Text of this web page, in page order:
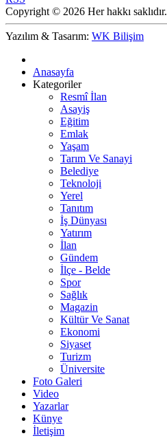
Copyright © 2026 Her hakkı saklıdır.
Yazılım & Tasarım: WK Bilişim
Anasayfa
Kategoriler
Resmî İlan
Asayiş
Eğitim
Emlak
Yaşam
Tarım Ve Sanayi
Belediye
Teknoloji
Yerel
Tanıtım
İş Dünyası
Yatırım
İlan
Gündem
İlçe - Belde
Spor
Sağlık
Magazin
Kültür Ve Sanat
Ekonomi
Siyaset
Turizm
Üniversite
Foto Galeri
Video
Yazarlar
Künye
İletişim